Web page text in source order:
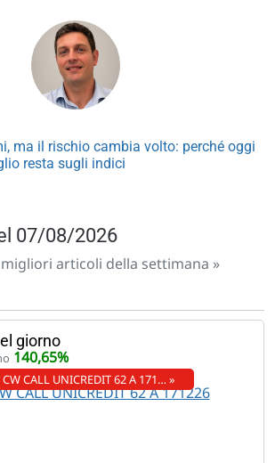
ma il rischio cambia volto: perché oggi
resta sugli indici
07/08/2026
articoli della settimana »
giorno
140,65%
CW CALL UNICREDIT 62 A 171… »